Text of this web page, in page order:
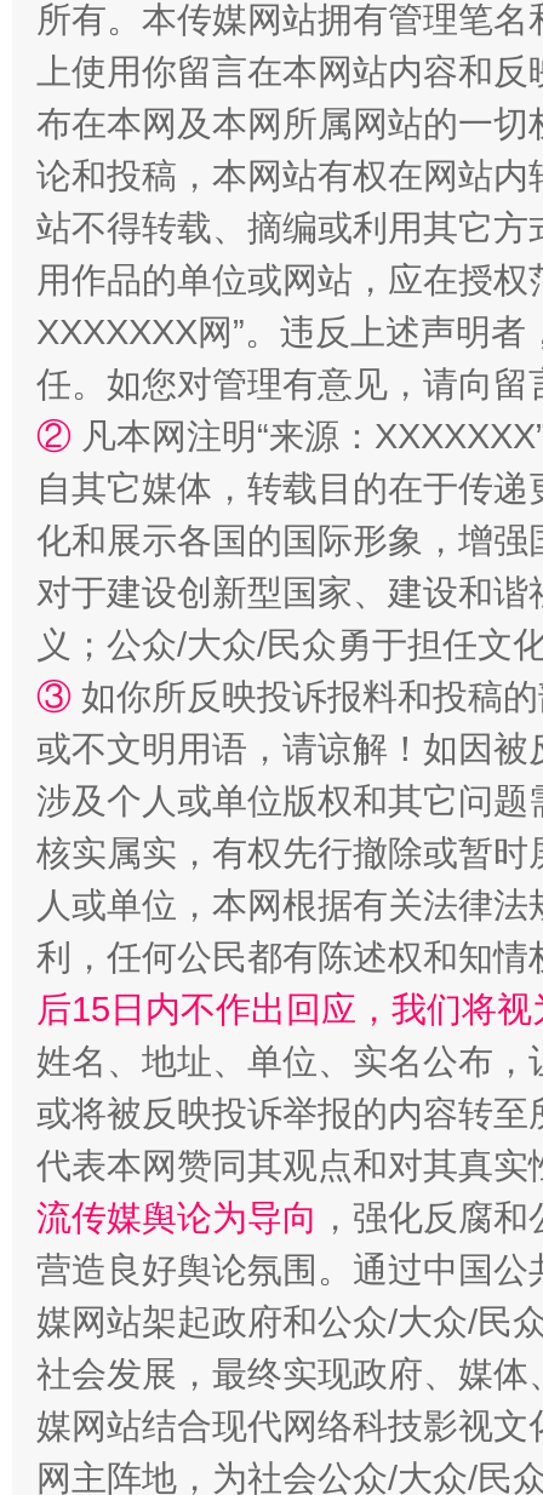
漫山遍野的桃花与雪山、麦地、白藏房 除
招工难、用工荒背后
网上购药对药下症？
这是一记警钟！ 谢
所有。本传媒网站拥有管理笔
上使用你留言在本网站内容和
布在本网及本网所属网站的一
论和投稿，本网站有权在网站
站不得转载、摘编或利用其它
用作品的单位或网站，应在授
XXXXXXX网”。违反上述声明
任。如您对管理有意见，请向
② 凡本网注明“来源：
自其它媒体，转载目的在于传
化和展示各国的国际形象，增
对于建设创新型国家、建设和
义；公众/大众/民众勇于担任文
③ 如你所反映投诉报料和投稿
或不文明用语，请谅解！如因
涉及个人或单位版权和其它问题
核实属实，有权先行撤除或暂
人或单位，本网根据有关法律
利，任何公民都有陈述权和知情
后15日内不作出回应，我们将
姓名、地址、单位、实名公布
或将被反映投诉举报的内容转
代表本网赞同其观点和对其真实
流传媒舆论为导向 ，强化反腐
营造良好舆论氛围。通过中国
媒网站架起政府和公众/大众/民
社会发展，最终实现政府、媒
媒网站结合现代网络科技影视
网主阵地，为社会公众/大众/民